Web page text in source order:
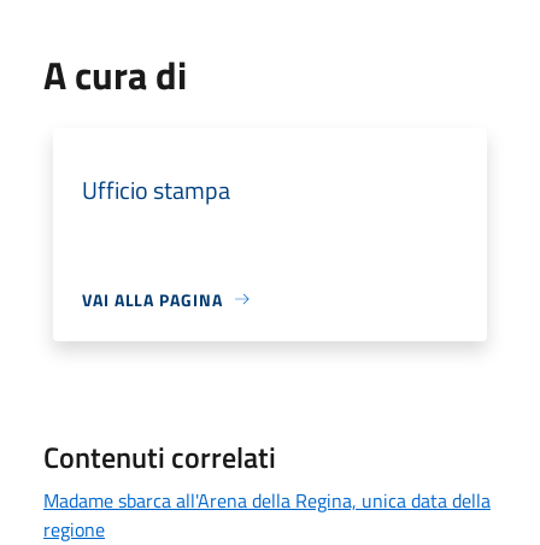
A cura di
Ufficio stampa
VAI ALLA PAGINA
Contenuti correlati
Madame sbarca all'Arena della Regina, unica data della
regione